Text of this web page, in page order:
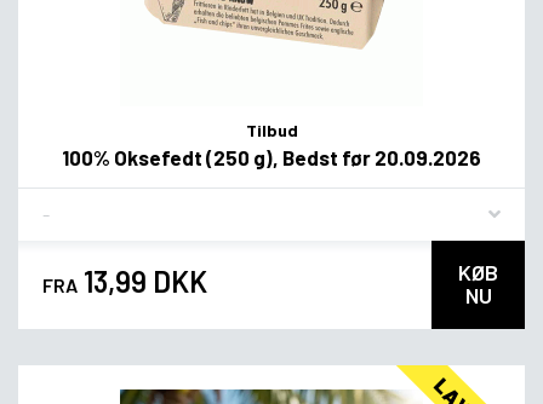
Tilbud
100% Oksefedt (250 g), Bedst før 20.09.2026
FRA 13,99 DKK
KØB
NU